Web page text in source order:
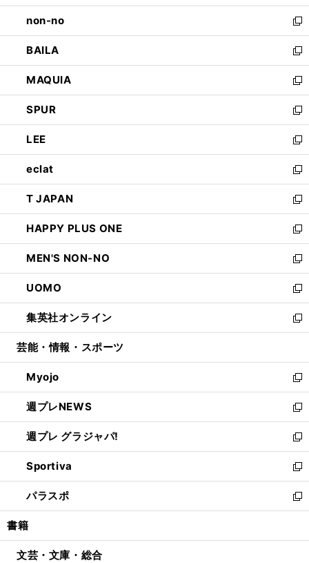
開
く
ウ
で
開
く
し
い
ウ
ィ
ン
ド
ウ
で
開
く
non-no
新
し
い
ウ
ィ
ン
ド
ウ
で
開
く
BAILA
新
し
い
ウ
ィ
ン
ド
ウ
で
開
く
MAQUIA
新
し
い
ウ
ィ
ン
ド
ウ
で
開
く
SPUR
新
し
い
ウ
ィ
ン
ド
ウ
で
開
く
LEE
新
し
い
ウ
ィ
ン
ド
ウ
で
開
く
eclat
新
し
い
ウ
ィ
ン
ド
ウ
で
開
く
T JAPAN
新
し
い
ウ
ィ
ン
ド
ウ
で
開
HAPPY PLUS ONE
新
し
い
ウ
ィ
ン
ド
ウ
開
く
MEN'S NON-NO
新
し
い
ウ
ィ
ン
ウ
で
開
く
UOMO
新
し
い
ウ
ン
ド
ウ
で
開
く
集英社オンライン
新
し
ウ
ィ
ン
ド
ウ
で
開
く
芸能・情報・スポーツ
Myojo
新
し
い
ウ
ィ
ン
ド
ウ
で
開
週プレNEWS
新
し
い
ウ
ィ
ン
ド
ウ
開
週プレ グラジャパ!
新
し
い
ウ
ィ
ン
ウ
Sportiva
新
し
い
ウ
ン
パラスポ
新
し
ウ
書籍
文芸・文庫・総合